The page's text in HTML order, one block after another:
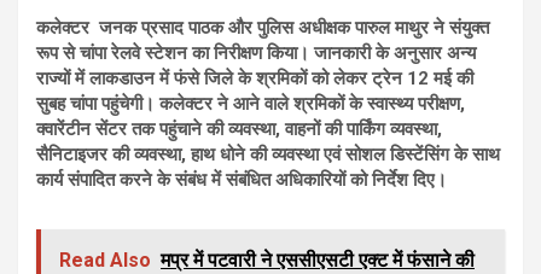
कलेक्टर जनक प्रसाद पाठक और पुलिस अधीक्षक पारुल माथुर ने संयुक्त
रूप से चांपा रेलवे स्टेशन का निरीक्षण किया। जानकारी के अनुसार अन्य
राज्यों में लाकडाउन में फंसे जिले के श्रमिकों को लेकर ट्रेन 12 मई की
सुबह चांपा पहुंचेगी। कलेक्टर ने आने वाले श्रमिकों के स्वास्थ्य परीक्षण,
क्वारेंटीन सेंटर तक पहुंचाने की व्यवस्था, वाहनों की पार्किंग व्यवस्था,
सैनिटाइजर की व्यवस्था, हाथ धोने की व्यवस्था एवं सोशल डिस्टेंसिंग के साथ
कार्य संपादित करने के संबंध में संबंधित अधिकारियों को निर्देश दिए।
Read Also मप्र में पटवारी ने एससीएसटी एक्ट में फंसाने की